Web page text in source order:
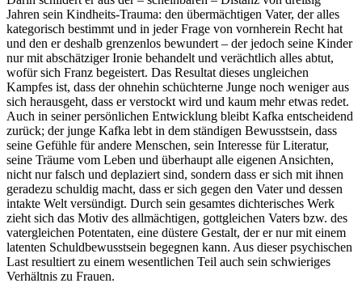
Jahren sein Kindheits-Trauma: den übermächtigen Vater, der alles
kategorisch bestimmt und in jeder Frage von vornherein Recht hat
und den er deshalb grenzenlos bewundert – der jedoch seine Kinder
nur mit abschätziger Ironie behandelt und verächtlich alles abtut,
wofür sich Franz begeistert. Das Resultat dieses ungleichen
Kampfes ist, dass der ohnehin schüchterne Junge noch weniger aus
sich herausgeht, dass er verstockt wird und kaum mehr etwas redet.
Auch in seiner persönlichen Entwicklung bleibt Kafka entscheidend
zurück; der junge Kafka lebt in dem ständigen Bewusstsein, dass
seine Gefühle für andere Menschen, sein Interesse für Literatur,
seine Träume vom Leben und überhaupt alle eigenen Ansichten,
nicht nur falsch und deplaziert sind, sondern dass er sich mit ihnen
geradezu schuldig macht, dass er sich gegen den Vater und dessen
intakte Welt versündigt. Durch sein gesamtes dichterisches Werk
zieht sich das Motiv des allmächtigen, gottgleichen Vaters bzw. des
vatergleichen Potentaten, eine düstere Gestalt, der er nur mit einem
latenten Schuldbewusstsein begegnen kann. Aus dieser psychischen
Last resultiert zu einem wesentlichen Teil auch sein schwieriges
Verhältnis zu Frauen.